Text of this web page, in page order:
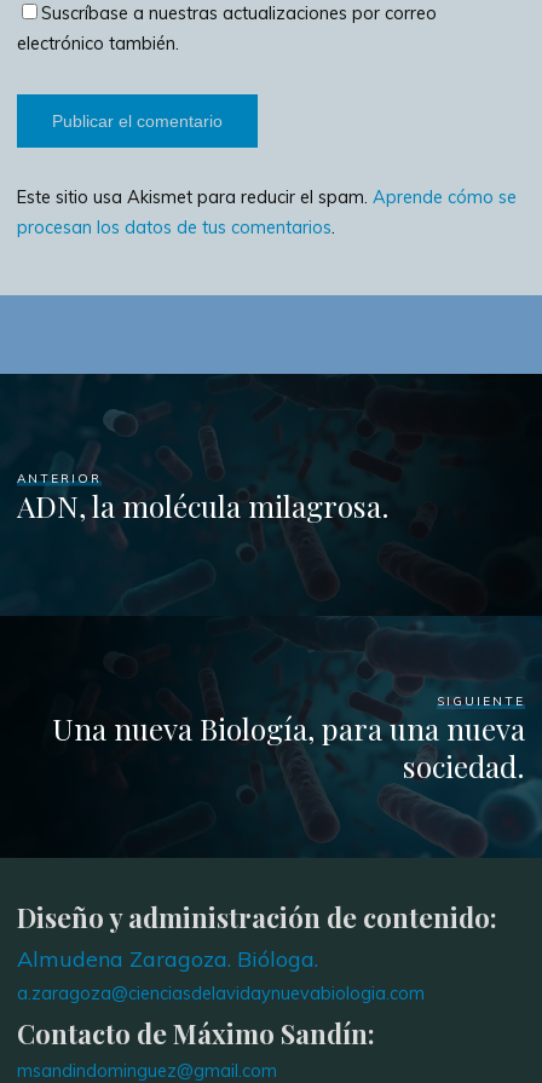
Suscríbase a nuestras actualizaciones por correo
electrónico también.
Este sitio usa Akismet para reducir el spam.Aprende cómo se
procesan los datos de tus comentarios.
ANTERIOR
ADN, la molécula milagrosa.
SIGUIENTE
Una nueva Biología, para una nueva
sociedad.
Diseño y administración de contenido:
Almudena Zaragoza. Bióloga.
a.zaragoza@cienciasdelavidaynuevabiologia.com
Contacto de Máximo Sandín:
msandindominguez@gmail.com